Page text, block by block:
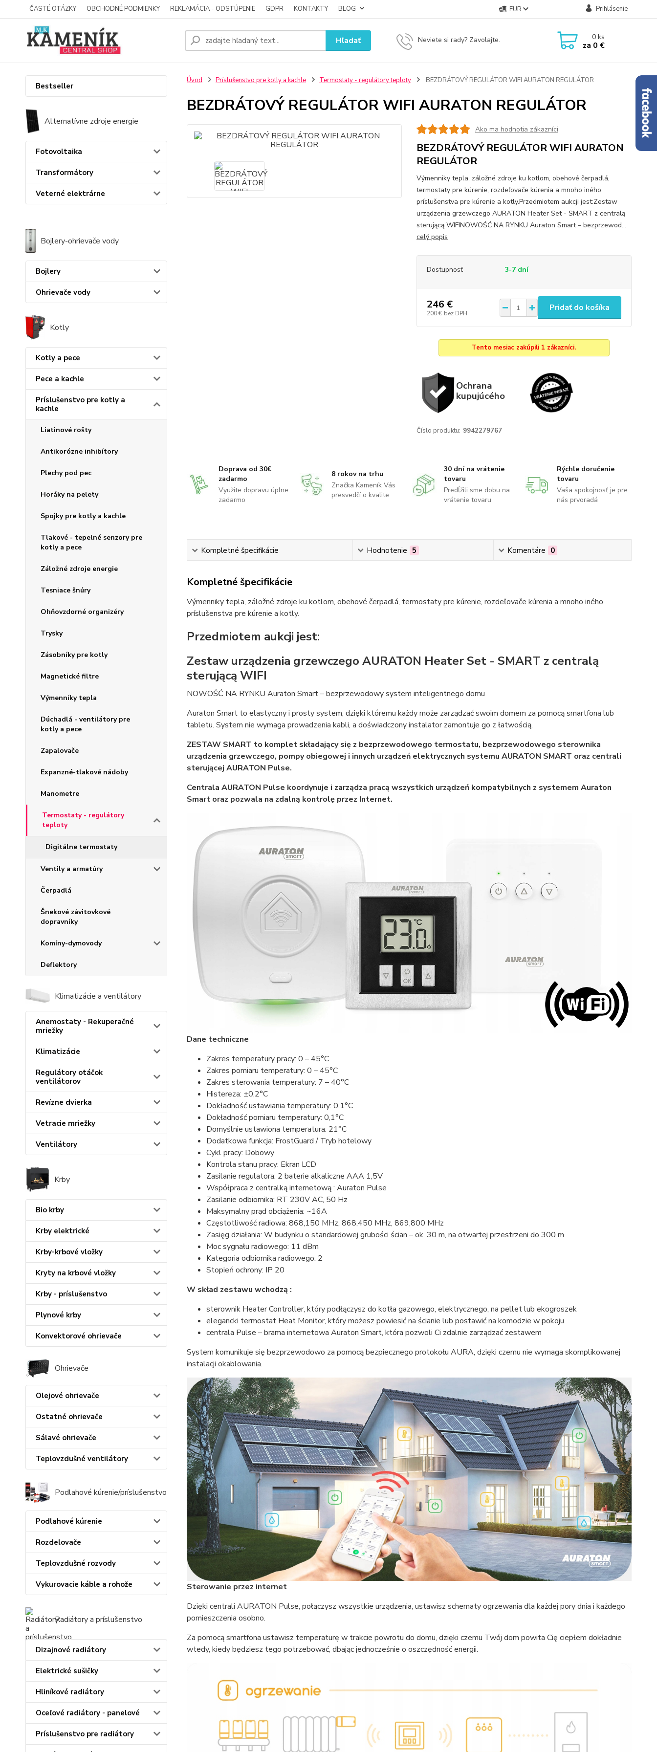
ČASTÉ OTÁZKY OBCHODNÉ PODMIENKY REKLAMÁCIA - ODSTÚPENIE GDPR KONTAKTY BLOG EUR Prihlásenie
Hľadať Neviete si rady? Zavolajte. 0ks
za 0 €
Bestseller
Alternatívne zdroje energie
Fotovoltaika
Transformátory
Veterné elektrárne
Bojlery-ohrievače vody
Bojlery
Ohrievače vody
Kotly
Kotly a pece
Pece a kachle
Príslušenstvo pre kotly a
kachle
Liatinové rošty
Antikorózne inhibítory
Plechy pod pec
Horáky na pelety
Spojky pre kotly a kachle
Tlakové - tepelné senzory pre
kotly a pece
Záložné zdroje energie
Tesniace šnúry
Ohňovzdorné organizéry
Trysky
Zásobníky pre kotly
Magnetické filtre
Výmenníky tepla
Dúchadlá - ventilátory pre
kotly a pece
Zapalovače
Expanzné-tlakové nádoby
Manometre
Termostaty - regulátory
teploty
Digitálne termostaty
Ventily a armatúry
Čerpadlá
Šnekové závitovkové
dopravníky
Komíny-dymovody
Deflektory
Klimatizácie a ventilátory
Anemostaty - Rekuperačné
mriežky
Klimatizácie
Regulátory otáčok
ventilátorov
Revízne dvierka
Vetracie mriežky
Ventilátory
Krby
Bio krby
Krby elektrické
Krby-krbové vložky
Kryty na krbové vložky
Krby - príslušenstvo
Plynové krby
Konvektorové ohrievače
Ohrievače
Olejové ohrievače
Ostatné ohrievače
Sálavé ohrievače
Teplovzdušné ventilátory
Podlahové kúrenie/príslušenstvo
Podlahové kúrenie
Rozdelovače
Teplovzdušné rozvody
Vykurovacie káble a rohože
Radiátory a príslušenstvo
Dizajnové radiátory
Elektrické sušičky
Hliníkové radiátory
Oceľové radiátory - panelové
Príslušenstvo pre radiátory
Úvod Príslušenstvo pre kotly a kachle Termostaty - regulátory teploty BEZDRÁTOVÝ REGULÁTOR WIFI AURATON REGULÁTOR
BEZDRÁTOVÝ REGULÁTOR WIFI AURATON REGULÁTOR
Ako ma hodnotia zákazníci
BEZDRÁTOVÝ REGULÁTOR WIFI AURATON
REGULÁTOR
Výmenniky tepla, záložné zdroje ku kotlom, obehové čerpadlá,
termostaty pre kúrenie, rozdeľovače kúrenia a mnoho iného
príslušenstva pre kúrenie a kotly.Przedmiotem aukcji jest:Zestaw
urządzenia grzewczego AURATON Heater Set - SMART z centralą
sterującą WIFINOWOŚĆ NA RYNKU Auraton Smart – bezprzewod...
celý popis
Dostupnosť 3-7 dní
246 €
200 € bez DPH
Pridať do košíka
Tento mesiac zakúpili 1 zákazníci.
Ochrana
kupujúcého
Číslo produktu: 9942279767
Doprava od 30€
zadarmo
Využite dopravu úplne
zadarmo
8 rokov na trhu
Značka Kameník Vás
presvedčí o kvalite
30 dní na vrátenie
tovaru
Predĺžili sme dobu na
vrátenie tovaru
Rýchle doručenie
tovaru
Vaša spokojnosť je pre
nás prvoradá
Kompletné špecifikácie Hodnotenie 5 Komentáre 0
Kompletné špecifikácie
Výmenniky tepla, záložné zdroje ku kotlom, obehové čerpadlá, termostaty pre kúrenie, rozdeľovače kúrenia a mnoho iného
príslušenstva pre kúrenie a kotly.
Przedmiotem aukcji jest:
Zestaw urządzenia grzewczego AURATON Heater Set - SMART z centralą
sterującą WIFI
NOWOŚĆ NA RYNKU Auraton Smart – bezprzewodowy system inteligentnego domu
Auraton Smart to elastyczny i prosty system, dzięki któremu każdy może zarządzać swoim domem za pomocą smartfona lub
tabletu. System nie wymaga prowadzenia kabli, a doświadczony instalator zamontuje go z łatwością.
ZESTAW SMART to komplet składający się z bezprzewodowego termostatu, bezprzewodowego sterownika
urządzenia grzewczego, pompy obiegowej i innych urządzeń elektrycznych systemu AURATON SMART oraz centrali
sterującej AURATON Pulse.
Centrala AURATON Pulse koordynuje i zarządza pracą wszystkich urządzeń kompatybilnych z systemem Auraton
Smart oraz pozwala na zdalną kontrolę przez Internet.
Dane techniczne
Zakres temperatury pracy: 0 – 45°C
Zakres pomiaru temperatury: 0 – 45°C
Zakres sterowania temperatury: 7 – 40°C
Histereza: ±0,2°C
Dokładność ustawiania temperatury: 0,1°C
Dokładność pomiaru temperatury: 0,1°C
Domyślnie ustawiona temperatura: 21°C
Dodatkowa funkcja: FrostGuard / Tryb hotelowy
Cykl pracy: Dobowy
Kontrola stanu pracy: Ekran LCD
Zasilanie regulatora: 2 baterie alkaliczne AAA 1,5V
Współpraca z centralką internetową : Auraton Pulse
Zasilanie odbiornika: RT 230V AC, 50 Hz
Maksymalny prąd obciążenia: ~16A
Częstotliwość radiowa: 868,150 MHz, 868,450 MHz, 869,800 MHz
Zasięg działania: W budynku o standardowej grubości ścian – ok. 30 m, na otwartej przestrzeni do 300 m
Moc sygnału radiowego: 11 dBm
Kategoria odbiornika radiowego: 2
Stopień ochrony: IP 20
W skład zestawu wchodzą :
sterownik Heater Controller, który podłączysz do kotła gazowego, elektrycznego, na pellet lub ekogroszek
elegancki termostat Heat Monitor, który możesz powiesić na ścianie lub postawić na komodzie w pokoju
centrala Pulse – brama internetowa Auraton Smart, która pozwoli Ci zdalnie zarządzać zestawem
System komunikuje się bezprzewodowo za pomocą bezpiecznego protokołu AURA, dzięki czemu nie wymaga skomplikowanej
instalacji okablowania.
Sterowanie przez internet
Dzięki centrali AURATON Pulse, połączysz wszystkie urządzenia, ustawisz schematy ogrzewania dla każdej pory dnia i każdego
pomieszczenia osobno.
Za pomocą smartfona ustawisz temperaturę w trakcie powrotu do domu, dzięki czemu Twój dom powita Cię ciepłem dokładnie
wtedy, kiedy będziesz tego potrzebować, dbając jednocześnie o oszczędność energii.